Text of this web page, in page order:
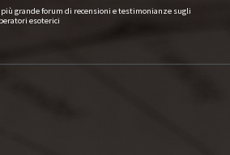
più grande forum di recensioni e testimonianze sugli
esoterici